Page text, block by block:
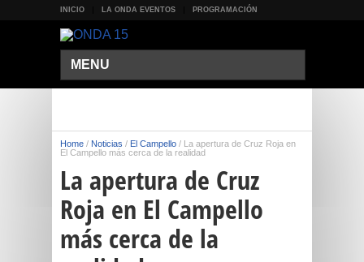
INICIO LA ONDA EVENTOS PROGRAMACIÓN
MENU
Home / Noticias / El Campello / La apertura de Cruz Roja en
El Campello más cerca de la realidad
La apertura de Cruz
Roja en El Campello
más cerca de la